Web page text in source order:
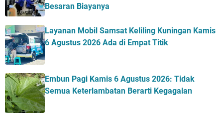
Besaran Biayanya
Layanan Mobil Samsat Keliling Kuningan Kamis
6 Agustus 2026 Ada di Empat Titik
Embun Pagi Kamis 6 Agustus 2026: Tidak
Semua Keterlambatan Berarti Kegagalan